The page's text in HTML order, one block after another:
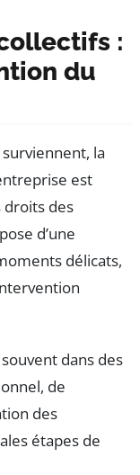
:
du
la
est
des
d’une
délicats,
dans des
de
des
étapes de